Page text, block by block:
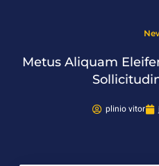
Metus Aliquam
plinio vitor